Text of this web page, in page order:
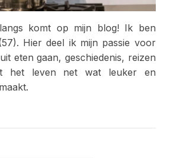
komt op mijn blog! Ik ben
Hier deel ik mijn passie voor
eten gaan, geschiedenis, reizen
het leven net wat leuker en